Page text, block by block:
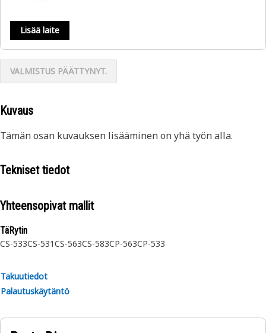
Lisää laite
VALMISTUS PÄÄTTYNYT.
Kuvaus
Tämän osan kuvauksen lisääminen on yhä työn alla.
Tekniset tiedot
Yhteensopivat mallit
TäRytin
CS-533CS-531CS-563CS-583CP-563CP-533
Takuutiedot
Palautuskäytäntö